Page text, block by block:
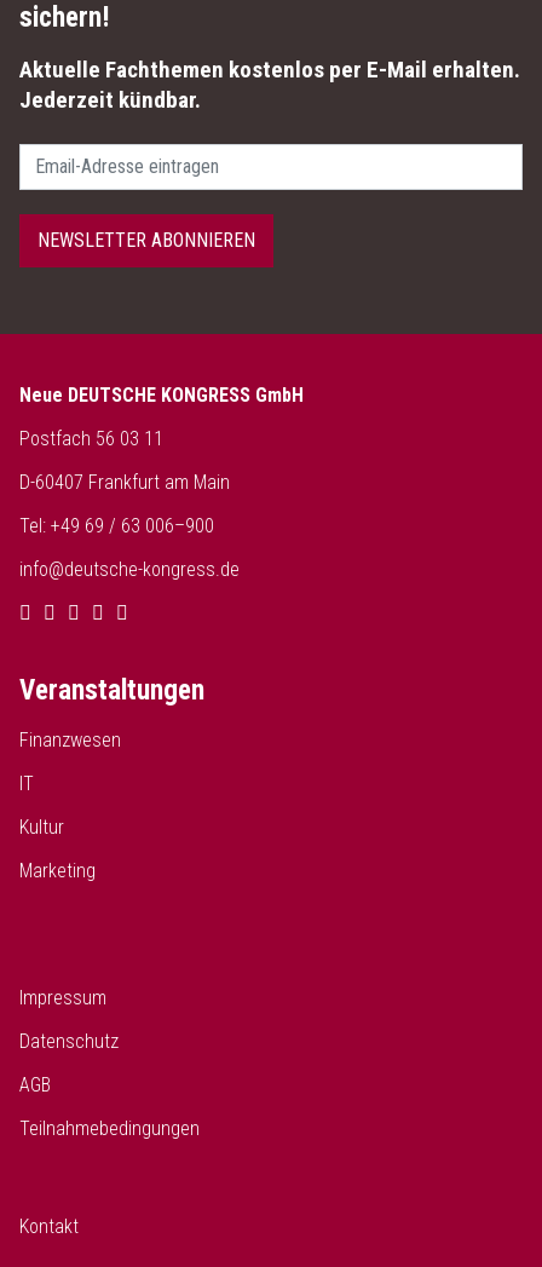
sichern!
Aktuelle Fachthemen kostenlos per E-Mail erhalten.
Jederzeit kündbar.
Passwort
NEWSLETTER ABONNIEREN
Neue DEUTSCHE KONGRESS GmbH
Postfach 56 03 11
D-60407 Frankfurt am Main
Tel: +49 69 / 63 006–900
info@deutsche-kongress.de
Veranstaltungen
Finanzwesen
IT
Kultur
Marketing
Impressum
Datenschutz
AGB
Teilnahmebedingungen
Kontakt